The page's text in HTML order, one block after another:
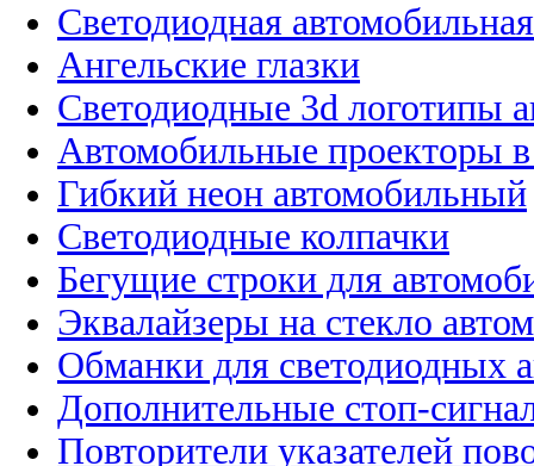
Светодиодная
Ангельские глазки
Светодиодные 3d логотипы
Автомобильные проекторы
Гибкий неон автомобильный
Светодиодные колпачки
Бегущие строки для
Эквалайзеры на стекло
Обманки для светодиодных
Дополнительные стоп-
Повторители указателей